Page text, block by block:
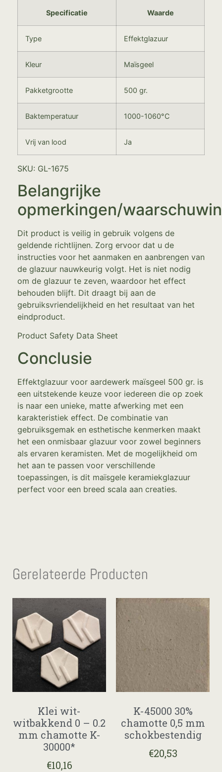
Specificatie Waarde
Type Effektglazuur
Kleur Maïsgeel
Pakketgrootte 500 gr.
Baktemperatuur 1000-1060°C
Vrij van lood Ja
SKU: GL-1675
Belangrijke
opmerkingen/
Dit product is veilig in gebruik volgens de
geldende richtlijnen. Zorg ervoor dat u de
instructies voor het aanmaken en aanbrengen van
de glazuur nauwkeurig volgt. Het is niet nodig
om de glazuur te zeven, waardoor het effect
behouden blijft. Dit draagt bij aan de
gebruiksvriendelijkheid en het resultaat van het
eindproduct.
Product Safety Data Sheet
Conclusie
Effektglazuur voor aardewerk maïsgeel 500 gr. is
een uitstekende keuze voor iedereen die op zoek
is naar een unieke, matte afwerking met een
karakteristiek effect. De combinatie van
gebruiksgemak en esthetische kenmerken maakt
het een onmisbaar glazuur voor zowel beginners
als ervaren keramisten. Met de mogelijkheid om
het aan te passen voor verschillende
toepassingen, is dit maïsgele keramiekglazuur
perfect voor een breed scala aan creaties.
Gerelateerde Producten
Klei wit-
witbakkend 0 – 0.2
mm chamotte K-
30000*
€10,16
K-45000 30%
chamotte 0,5 mm
schokbestendig
€20,53